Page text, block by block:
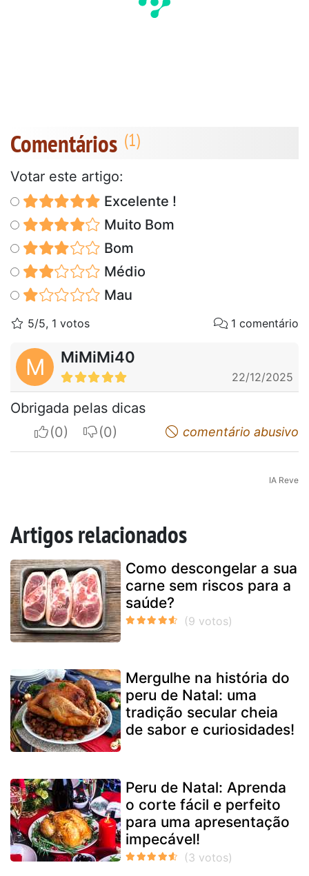
Comentários
Votar este artigo:
Excelente !
Muito Bom
Bom
Médio
Mau
5/5, 1 votos 1 comentário
M MiMiMi40
22/12/2025
Obrigada pelas dicas
I apreciateI do not appreciatecomentário abusivo
IA Reve
Artigos relacionados
Como descongelar a sua
carne sem riscos para a
saúde?
Mergulhe na história do
peru de Natal: uma
tradição secular cheia
de sabor e curiosidades!
Peru de Natal: Aprenda
o corte fácil e perfeito
para uma apresentação
impecável!